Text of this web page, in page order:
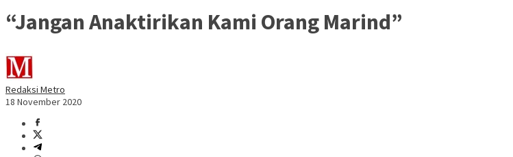
“Jangan Anaktirikan Kami Orang Marind”
Redaksi Metro
18 November 2020